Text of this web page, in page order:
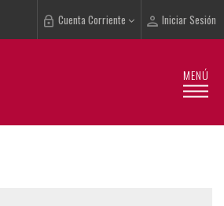
Cuenta Corriente Iniciar Sesión
MENÚ